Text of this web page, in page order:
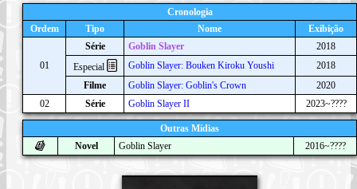
Cronologia
Ordem
Tipo Nome Exibição
01
Série Goblin Slayer
2018
Especial
Goblin Slayer: Bouken Kiroku Youshi
2018
Filme
Goblin Slayer: Goblin's Crown
2020
02
Série Goblin Slayer II 2023~????
Outras Mídias
Novel
Goblin Slayer 2016~????